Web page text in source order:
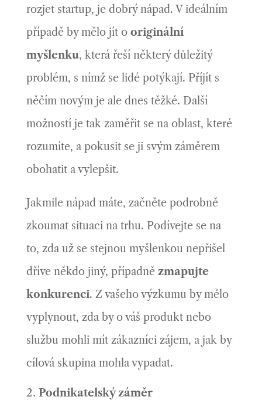
rozjet startup, je dobrý nápad. V ideálním
případě by mělo jít o originální
myšlenku, která řeší některý důležitý
problém, s nímž se lidé potýkají. Příjít s
něčím novým je ale dnes těžké. Další
možností je tak zaměřit se na oblast, které
rozumíte, a pokusit se ji svým záměrem
obohatit a vylepšit.
Jakmile nápad máte, začněte podrobně
zkoumat situaci na trhu. Podívejte se na
to, zda už se stejnou myšlenkou nepřišel
dříve někdo jiný, případně zmapujte
konkurenci. Z vašeho výzkumu by mělo
vyplynout, zda by o váš produkt nebo
službu mohli mít zákazníci zájem, a jak by
cílová skupina mohla vypadat.
Podnikatelský záměr